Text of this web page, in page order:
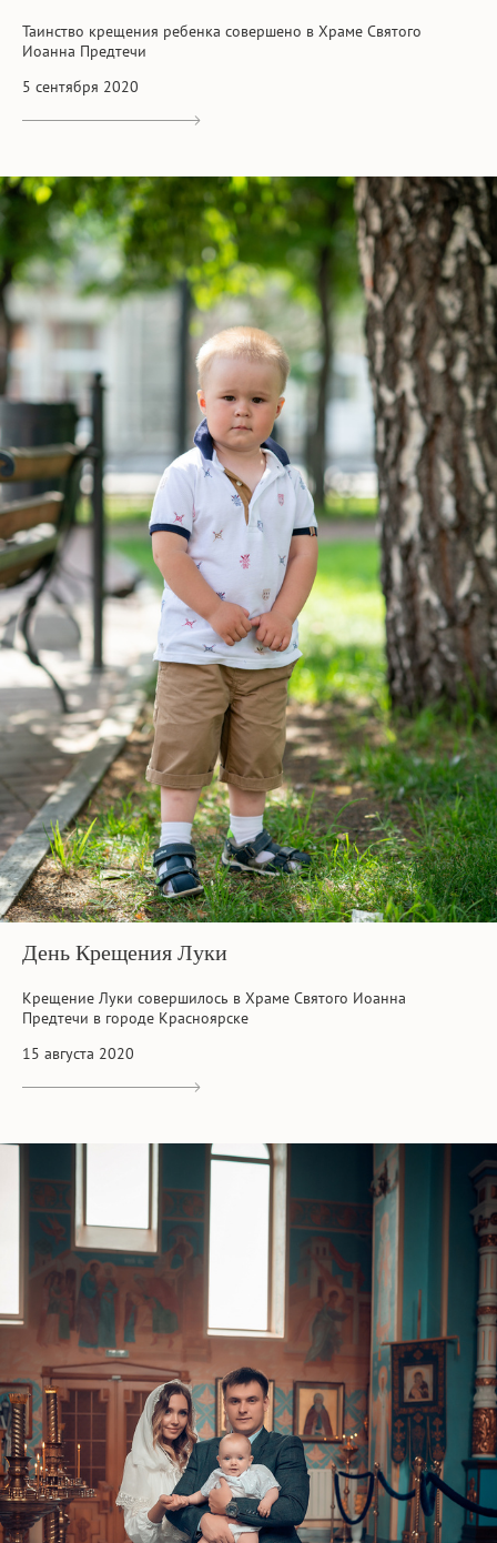
Таинство крещения ребенка совершено в Храме Святого
Иоанна Предтечи
5 сентября 2020
День Крещения Луки
Крещение Луки совершилось в Храме Святого Иоанна
Предтечи в городе Красноярске
15 августа 2020